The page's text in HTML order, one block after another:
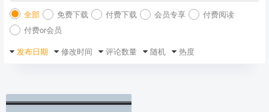
全部 免费下载 付费下载 会员专享
付费阅读
付费or会员
发布日期
修改时间 评论数量 随机 热度